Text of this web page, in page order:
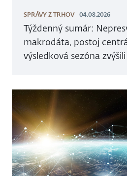
SPRÁVY Z TRHOV 04.08.2026
Týždenný sumár:
makrodáta, postoj
výsledková sezóna